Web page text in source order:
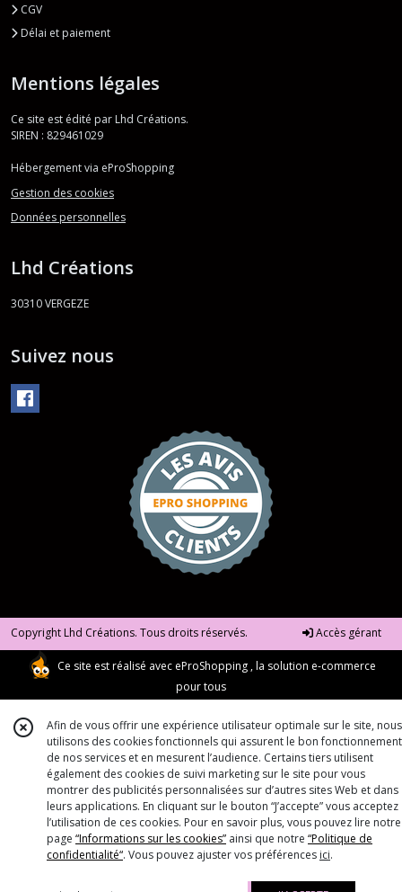
CGV
Délai et paiement
Mentions légales
Ce site est édité par Lhd Créations.
SIREN : 829461029
Hébergement via eProShopping
Gestion des cookies
Données personnelles
Lhd Créations
30310VERGEZE
Suivez nous
Copyright Lhd Créations. Tous droits réservés. Accès gérant
Ce site est réalisé avec eProShopping , la solution e-commerce
pour tous
Afin de vous offrir une expérience utilisateur optimale sur le site, nous
utilisons des cookies fonctionnels qui assurent le bon fonctionnement
de nos services et en mesurent l’audience. Certains tiers utilisent
également des cookies de suivi marketing sur le site pour vous
montrer des publicités personnalisées sur d’autres sites Web et dans
leurs applications. En cliquant sur le bouton “J’accepte” vous acceptez
l’utilisation de ces cookies. Pour en savoir plus, vous pouvez lire notre
page “Informations sur les cookies” ainsi que notre “Politique de
confidentialité“. Vous pouvez ajuster vos préférences ici.